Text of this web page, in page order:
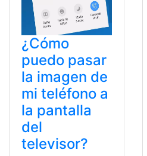
¿Cómo
puedo pasar
la imagen de
mi teléfono a
la pantalla
del
televisor?